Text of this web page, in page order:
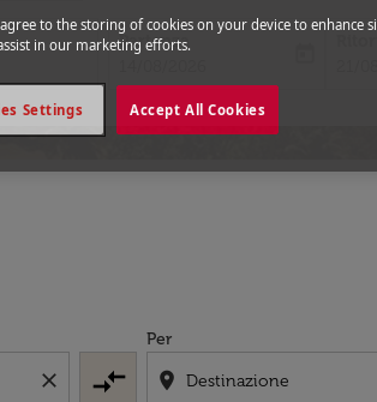
Partenza
fc-
close compare_arrows
Per
location_on
agree to the storing of cookies on your device to enhance
in our marketing efforts.
Accept All Cookies
Settings